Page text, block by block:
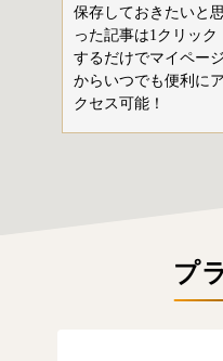
保存しておきたいと思
った記事は1クリック
するだけでマイページ
からいつでも便利にア
クセス可能！
プ